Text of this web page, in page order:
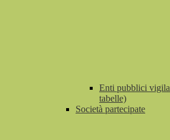
Enti pubblici
tabelle)
Società partecipate